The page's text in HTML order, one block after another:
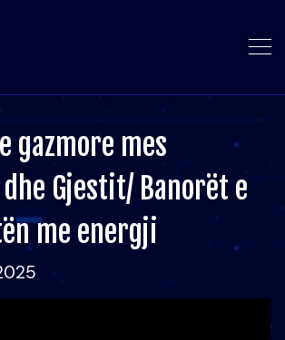
gazmore mes
dhe Gjestit/ Banorët e
me energji